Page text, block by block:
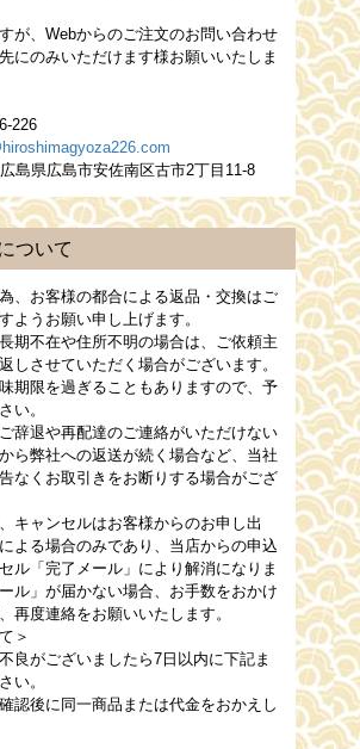
が、Webからのご注文のお問い合わせ
にのみいただけます様お願いいたしま
226
島県広島市安佐南区古市2丁目11-8
ついて
、お客様の都合による返品・交換はご
ようお願い申し上げます。
期不在や住所不明の場合は、ご依頼主
しさせていただく場合がございます。
期限を過ぎることもありますので、予
い。
辞退や再配達のご連絡がいただけない
ら弊社への返送が続く場合など、当社
なくお取引きをお断りする場合がござ
キャンセルはお客様からのお申し出
よる場合のみであり、当店からの申込
ル「完了メール」により解消になりま
ル」が届かない場合、お手数をおかけ
再度連絡をお願いいたします。
＞
良がございましたら7日以内に下記ま
い。
認後に同一商品または代金をおかえし